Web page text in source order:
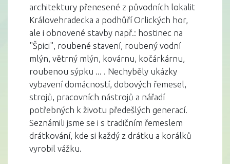
architektury přenesené z původních lokalit
Královehradecka a podhůří Orlických hor,
ale i obnovené stavby např.: hostinec na
"Špici", roubené stavení, roubený vodní
mlýn, větrný mlýn, kovárnu, kočárkárnu,
roubenou sýpku ... . Nechyběly ukázky
vybavení domácností, dobových řemesel,
strojů, pracovních nástrojů a nářadí
potřebných k životu předešlých generací.
Seznámili jsme se i s tradičním řemeslem
drátkování, kde si každý z drátku a korálků
vyrobil vážku.